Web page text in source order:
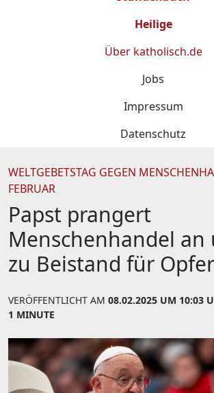
Heilige
Über katholisch.de
Jobs
Impressum
Datenschutz
WELTGEBETSTAG GEGEN
FEBRUAR
Papst prangert
Menschenhandel
zu Beistand für
VERÖFFENTLICHT AM 08.02.2025 UM 10:03
1 MINUTE